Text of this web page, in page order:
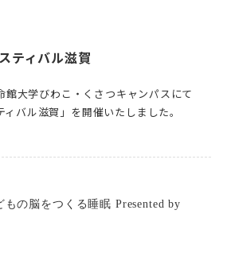
ティバル滋賀
大学びわこ・くさつキャンパスにて
ィバル滋賀」を開催いたしました。